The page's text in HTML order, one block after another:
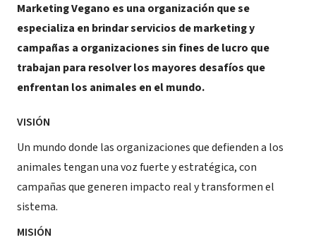
Marketing Vegano es una organización que se
especializa en brindar servicios de marketing y
campañas a organizaciones sin fines de lucro que
trabajan para resolver los mayores desafíos que
enfrentan los animales en el mundo.
VISIÓN
Un mundo donde las organizaciones que defienden a los
animales tengan una voz fuerte y estratégica, con
campañas que generen impacto real y transformen el
sistema.
MISIÓN